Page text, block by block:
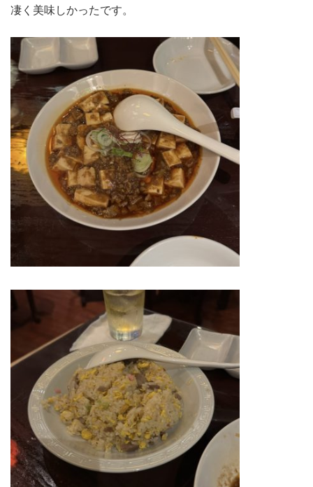
凄く美味しかったです。